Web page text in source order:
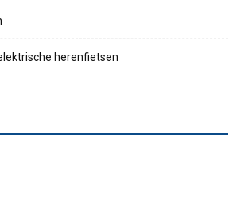
herenfietsen